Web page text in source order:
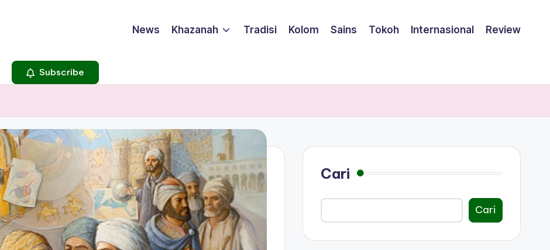
News Khazanah Tradisi Kolom Sains Tokoh Internasional Review
Subscribe
Cari
Cari